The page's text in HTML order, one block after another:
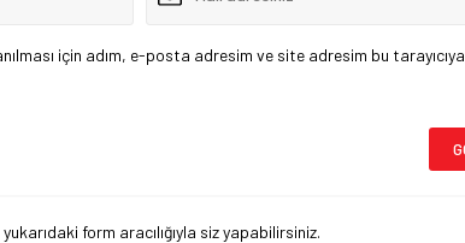
için adım, e-posta adresim ve site adresim bu tarayıcıya
form aracılığıyla siz yapabilirsiniz.